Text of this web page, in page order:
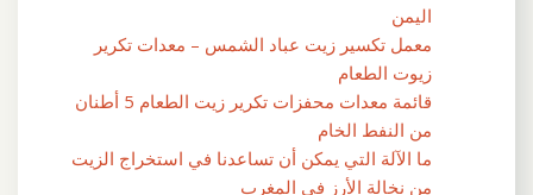
اليمن
معمل تكسير زيت عباد الشمس – معدات تكرير
زيوت الطعام
قائمة معدات محفزات تكرير زيت الطعام 5 أطنان
من النفط الخام
ما الآلة التي يمكن أن تساعدنا في استخراج الزيت
من نخالة الأرز في المغرب